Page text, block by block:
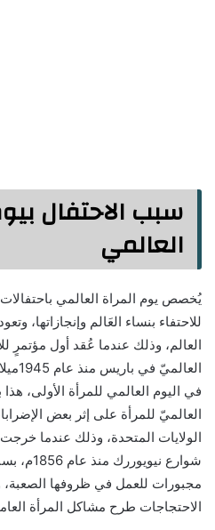
سبب الاحتفال
العالمي
يُخصص يوم المراة العالمي
للاحتفاء بنساء العَالم وإنجازاتها،
العالم، وذلك عندما عُقد أول مؤتمرٍ
في اليوم العالمي للمرأة الأولى، هذا
العالميّ للمرأة على إثر بعض
الولايات المتحدة، وذلك عندما
شوارع
مجبورات للعمل في ظروفها
الاحتجاجات طرح مشاكل المرأة